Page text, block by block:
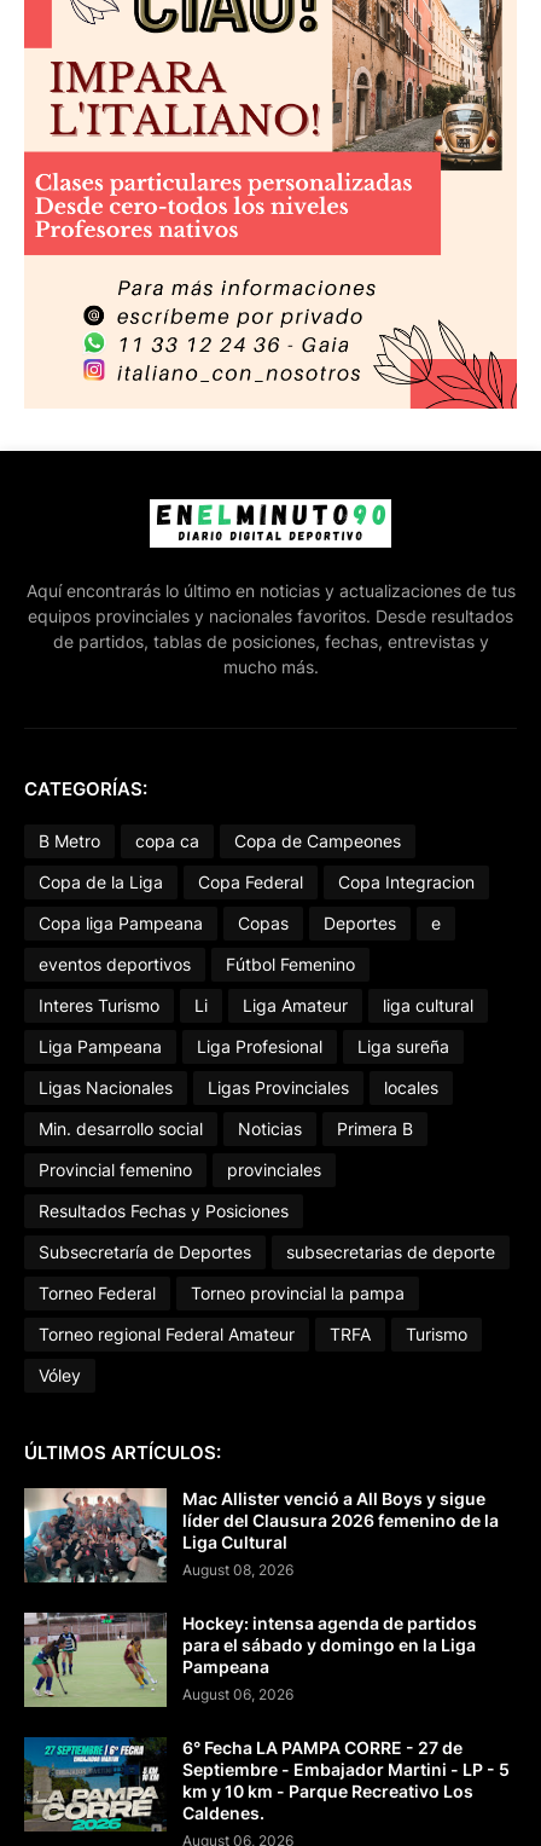
Aquí encontrarás lo último en noticias y actualizaciones de tus
equipos provinciales y nacionales favoritos. Desde resultados
de partidos, tablas de posiciones, fechas, entrevistas y
mucho más.
CATEGORÍAS:
B Metro copa ca
Copa de Campeones
Copa de la Liga
Copa Federal
Copa Integracion
Copa liga Pampeana
Copas Deportes
e
eventos deportivos
Fútbol Femenino
Interes Turismo
Li Liga Amateur
liga cultural
Liga Pampeana
Liga Profesional
Liga sureña
Ligas Nacionales
Ligas Provinciales
locales
Min. desarrollo social
Noticias
Primera B
Provincial femenino
provinciales
Resultados Fechas y Posiciones
Subsecretaría de Deportes
subsecretarias de deporte
Torneo Federal
Torneo provincial la pampa
Torneo regional Federal Amateur
TRFA
Turismo
Vóley
ÚLTIMOS ARTÍCULOS:
Mac Allister venció a All Boys y sigue
líder del Clausura 2026 femenino de la
Liga Cultural
August 08, 2026
Hockey: intensa agenda de partidos
para el sábado y domingo en la Liga
Pampeana
August 06, 2026
6° Fecha LA PAMPA CORRE - 27 de
Septiembre - Embajador Martini - LP - 5
km y 10 km - Parque Recreativo Los
Caldenes.
August 06, 2026